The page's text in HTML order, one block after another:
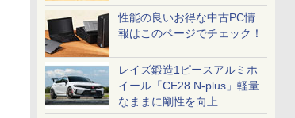
性能の良いお得な中古PC情
報はこのページでチェック！
レイズ鍛造1ピースアルミホ
イール「CE28 N-plus」軽量
なままに剛性を向上